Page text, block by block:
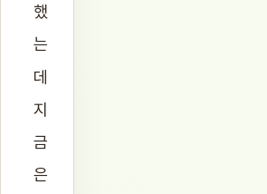
했
는
데
지
금
은